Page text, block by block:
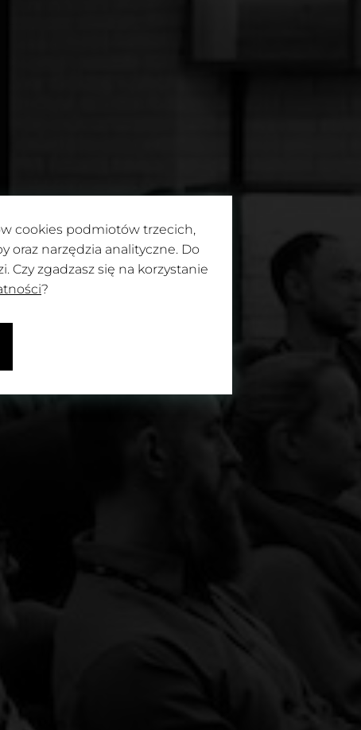
cookies podmiotów trzecich,
oraz narzędzia analityczne. Do
zgadzasz się na korzystanie
?